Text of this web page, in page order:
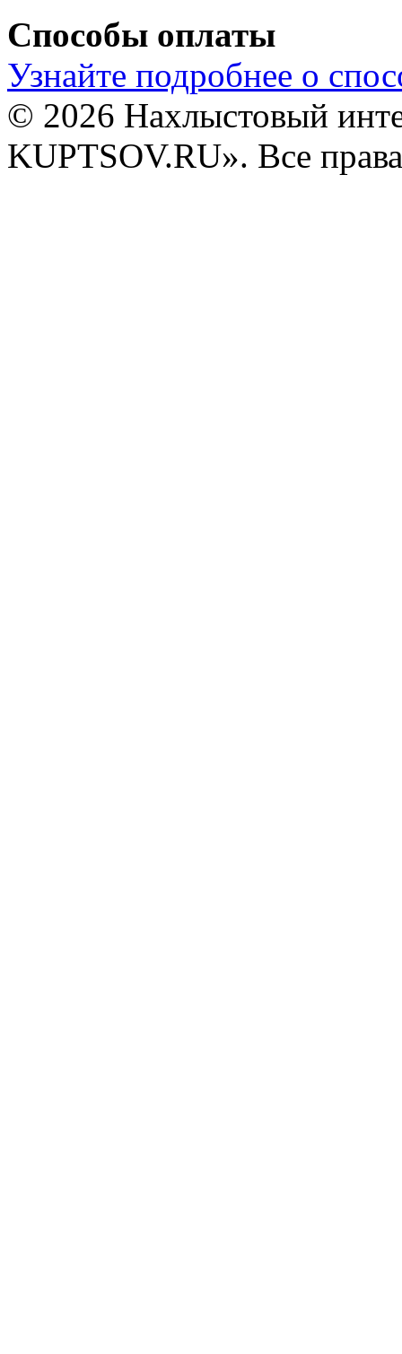
Способы оплаты
Узнайте подробнее о
© 2026 Нахлыстовый
KUPTSOV.RU». Все